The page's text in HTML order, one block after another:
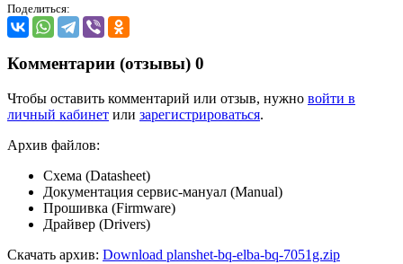
Поделиться:
Комментарии (отзывы) 0
Чтобы оставить комментарий или отзыв, нужно войти в
личный кабинет или зарегистрироваться.
Архив файлов:
Схема (Datasheet)
Документация сервис-мануал (Manual)
Прошивка (Firmware)
Драйвер (Drivers)
Скачать архив: Download planshet-bq-elba-bq-7051g.zip